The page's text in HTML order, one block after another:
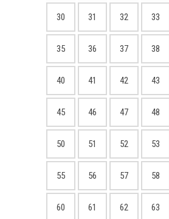
30 31 32 33
35 36 37 38
40 41 42 43
45 46 47 48
50 51 52 53
55 56 57 58
60 61 62 63